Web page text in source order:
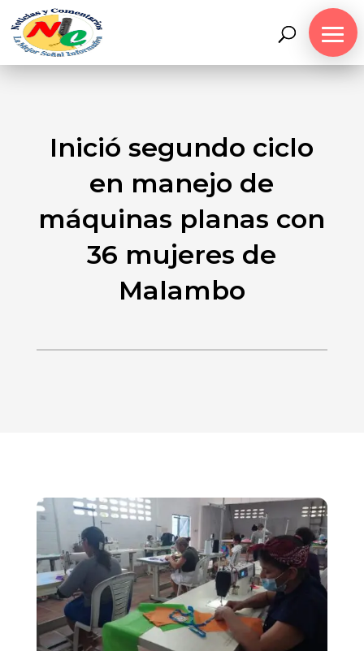
Inició segundo ciclo
en manejo de
máquinas planas con
36 mujeres de
Malambo